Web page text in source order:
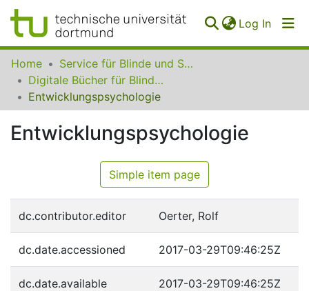
Log In
Communities
Collections
Home
Service für Blinde und Sehbehinderte der UB Dortmund
Digitale Bücher für Blinde und Sehbehinderte
Entwicklungspsychologie
Entwicklungspsychologie
Simple item page
dc.contributor.editor Oerter, Rolf
dc.date.accessioned 2017-03-29T09:46:25Z
dc.date.available 2017-03-29T09:46:25Z